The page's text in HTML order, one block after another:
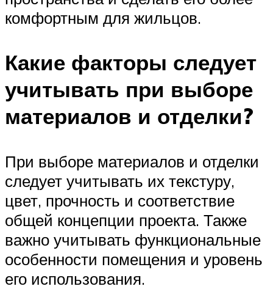
комфортным для жильцов.
Какие факторы следует
учитывать при выборе
материалов и отделки?
При выборе материалов и отделки
следует учитывать их текстуру,
цвет, прочность и соответствие
общей концепции проекта. Также
важно учитывать функциональные
особенности помещения и уровень
его использования.